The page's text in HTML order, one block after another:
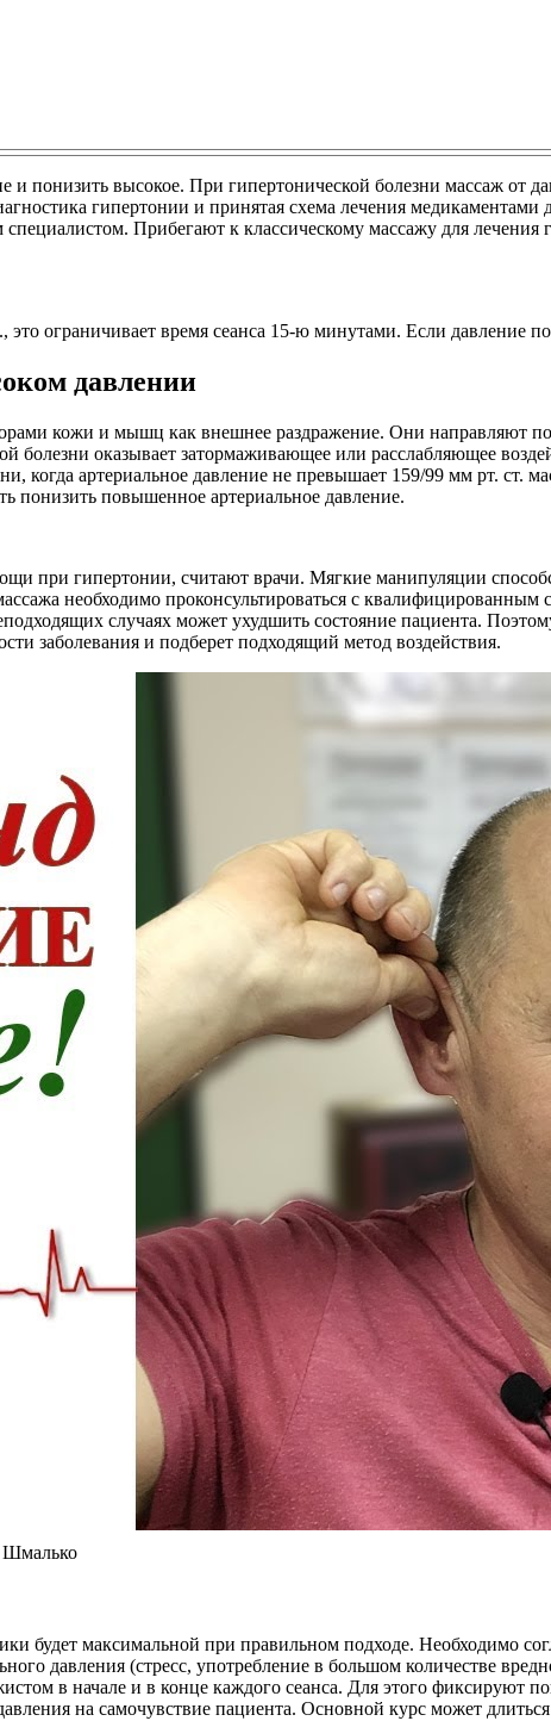
понизить высокое. При гипертонической болезни массаж от
гипертонии и принятая схема лечения
Прибегают к классическому массажу для
ограничивает время сеанса 15-ю минутами. Если давление
давлении
кожи и мышц как внешнее раздражение. Они направляют
оказывает затормаживающее или расслабляющее
когда артериальное давление не превышает 159/99 мм рт. ст.
понизить повышенное артериальное давление.
при гипертонии, считают врачи. Мягкие манипуляции
необходимо проконсультироваться с
случаях может ухудшить состояние пациента.
заболевания и подберет подходящий метод воздействия.
Шмалько
будет максимальной при правильном подходе. Необходимо
давления (стресс, употребление в большом количестве
в начале и в конце каждого сеанса. Для этого фиксируют
на самочувствие пациента. Основной курс может